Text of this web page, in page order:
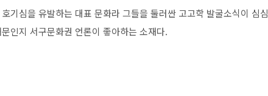
기심을 유발하는 대표 문화라 그들을 둘러싼 고고학 발굴소식이 심심
인지 서구문화권 언론이 좋아하는 소재다.